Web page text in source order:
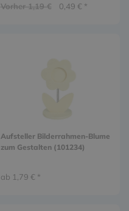
Vorher 1,19 € 0,49 € *
Aufsteller Bilderrahmen-Blume
zum Gestalten (101234)
ab 1,79 € *